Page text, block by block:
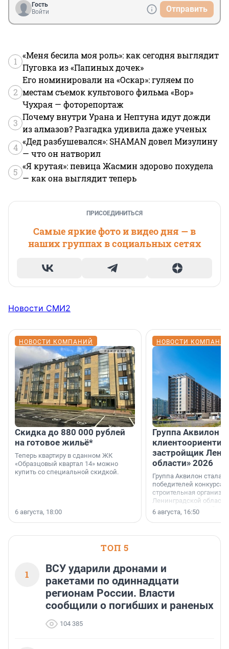
Гость
Войти
Отправить
1
«Меня бесила моя роль»: как сегодня выглядит
Пуговка из «Папиных дочек»
2
Его номинировали на «Оскар»: гуляем по
местам съемок культового фильма «Вор»
Чухрая — фоторепортаж
3
Почему внутри Урана и Нептуна идут дожди
из алмазов? Разгадка удивила даже ученых
4
«Дед разбушевался»: SHAMAN довел Мизулину
— что он натворил
5
«Я крутая»: певица Жасмин здорово похудела
— как она выглядит теперь
ПРИСОЕДИНИТЬСЯ
Самые яркие фото и видео дня — в
наших группах в социальных сетях
Новости СМИ2
НОВОСТИ КОМПАНИЙ
Скидка до 880 000 рублей
на готовое жильё*
Теперь квартиру в сданном ЖК
«Образцовый квартал 14» можно
купить со специальной скидкой.
6 августа, 18:00
НОВОСТИ
Группа Аквилон
застройщик
области» 2026
Группа Аквилон стала
победителей конкурса
строительная
Ленинградской области
номинации «Самый
застройщик
области».
6 августа, 16:50
ТОП 5
1
ВСУ ударили дронами и
ракетами по одиннадцати
регионам России. Власти
сообщили о погибших и раненых
104 385